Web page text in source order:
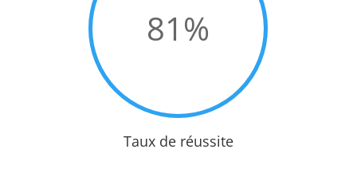
81 %
Taux de réussite